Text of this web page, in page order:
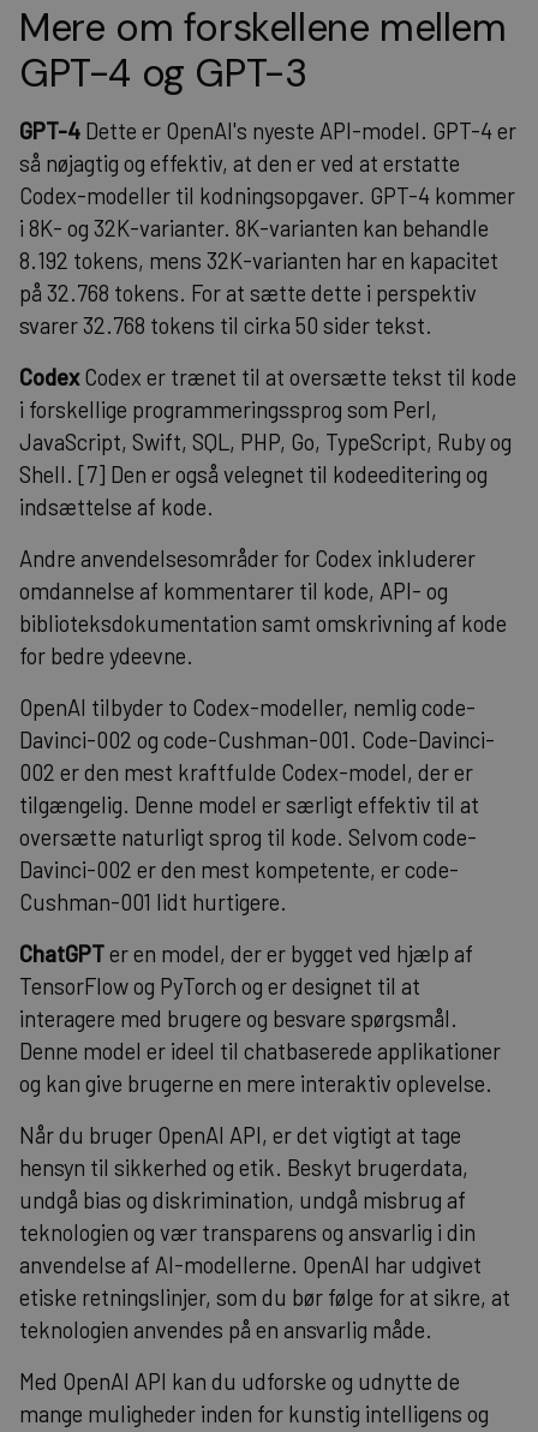
Mere om forskellene mellem
GPT-4 og GPT-3
GPT-4 Dette er OpenAI's nyeste API-model. GPT-4 er
så nøjagtig og effektiv, at den er ved at erstatte
Codex-modeller til kodningsopgaver. GPT-4 kommer
i 8K- og 32K-varianter. 8K-varianten kan behandle
8.192 tokens, mens 32K-varianten har en kapacitet
på 32.768 tokens. For at sætte dette i perspektiv
svarer 32.768 tokens til cirka 50 sider tekst.
CodexCodex er trænet til at oversætte tekst til kode
i forskellige programmeringssprog som Perl,
JavaScript, Swift, SQL, PHP, Go, TypeScript, Ruby og
Shell. [7] Den er også velegnet til kodeeditering og
indsættelse af kode.
Andre anvendelsesområder for Codex inkluderer
omdannelse af kommentarer til kode, API- og
biblioteksdokumentation samt omskrivning af kode
for bedre ydeevne.
OpenAI tilbyder to Codex-modeller, nemlig code-
Davinci-002 og code-Cushman-001. Code-Davinci-
002 er den mest kraftfulde Codex-model, der er
tilgængelig. Denne model er særligt effektiv til at
oversætte naturligt sprog til kode. Selvom code-
Davinci-002 er den mest kompetente, er code-
Cushman-001 lidt hurtigere.
ChatGPTer en model, der er bygget ved hjælp af
TensorFlow og PyTorch og er designet til at
interagere med brugere og besvare spørgsmål.
Denne model er ideel til chatbaserede applikationer
og kan give brugerne en mere interaktiv oplevelse.
Når du bruger OpenAI API, er det vigtigt at tage
hensyn til sikkerhed og etik. Beskyt brugerdata,
undgå bias og diskrimination, undgå misbrug af
teknologien og vær transparens og ansvarlig i din
anvendelse af AI-modellerne. OpenAI har udgivet
etiske retningslinjer, som du bør følge for at sikre, at
teknologien anvendes på en ansvarlig måde.
Med OpenAI API kan du udforske og udnytte de
mange muligheder inden for kunstig intelligens og